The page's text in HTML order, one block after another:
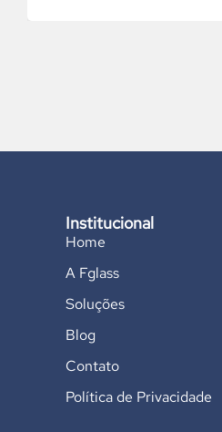
Institucional
Home
A Fglass
Soluções
Blog
Contato
Política de Privacidade